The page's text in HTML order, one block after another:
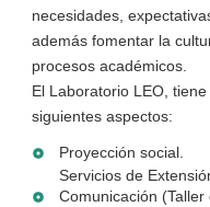
necesidades,
además fomentar la
procesos académicos.
El Laboratorio LEO,
siguientes aspectos:
Proyección social.
Servicios de
Comunicación